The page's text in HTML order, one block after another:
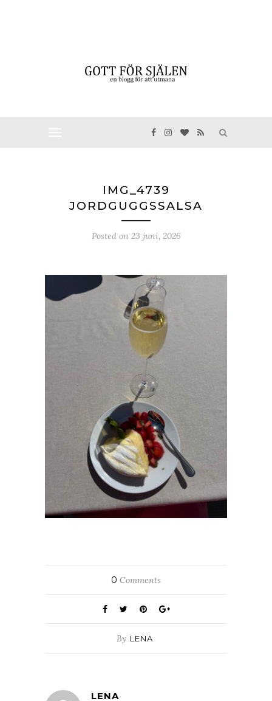
IMG_4739
JORDGUGGSSALSA
Posted on 23 juni, 2026
0 Comments
By LENA
LENA